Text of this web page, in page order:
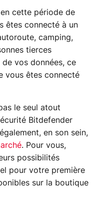
cette période de
êtes connecté à un
camping,
tierces
vos données, ce
vous êtes connecté
le seul atout
Bitdefender
en son sein,
. Pour vous,
possibilités
pour votre première
sur la boutique